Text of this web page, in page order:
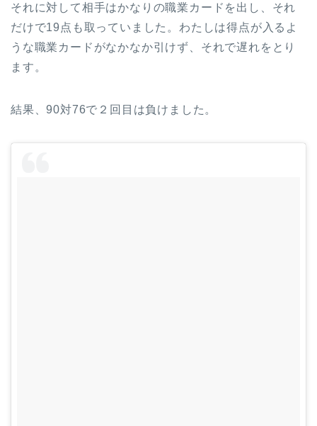
それに対して相手はかなりの職業カードを出し、それ
だけで19点も取っていました。わたしは得点が入るよ
うな職業カードがなかなか引けず、それで遅れをとり
ます。
結果、90対76で２回目は負けました。